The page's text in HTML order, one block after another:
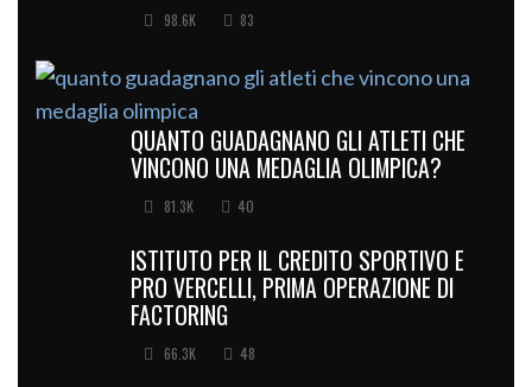
98.6K 83
QUANTO GUADAGNANO GLI ATLETI CHE
VINCONO UNA MEDAGLIA OLIMPICA?
81.3K 40
ISTITUTO PER IL CREDITO SPORTIVO E
PRO VERCELLI, PRIMA OPERAZIONE DI
FACTORING
66.3K 48